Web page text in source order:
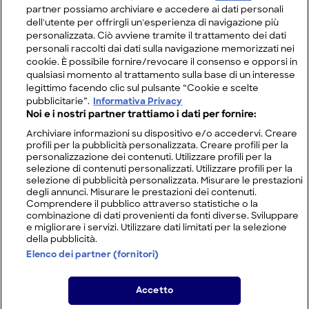
partner possiamo archiviare e accedere ai dati personali
dell'utente per offrirgli un'esperienza di navigazione più
personalizzata. Ciò avviene tramite il trattamento dei dati
personali raccolti dai dati sulla navigazione memorizzati nei
cookie. È possibile fornire/revocare il consenso e opporsi in
qualsiasi momento al trattamento sulla base di un interesse
legittimo facendo clic sul pulsante “Cookie e scelte
pubblicitarie”.
Informativa Privacy
Noi e i nostri partner trattiamo i dati per fornire:
Archiviare informazioni su dispositivo e/o accedervi. Creare
profili per la pubblicità personalizzata. Creare profili per la
personalizzazione dei contenuti. Utilizzare profili per la
selezione di contenuti personalizzati. Utilizzare profili per la
selezione di pubblicità personalizzata. Misurare le prestazioni
degli annunci. Misurare le prestazioni dei contenuti.
Comprendere il pubblico attraverso statistiche o la
combinazione di dati provenienti da fonti diverse. Sviluppare
e migliorare i servizi. Utilizzare dati limitati per la selezione
della pubblicità.
Elenco dei partner (fornitori)
Accetto